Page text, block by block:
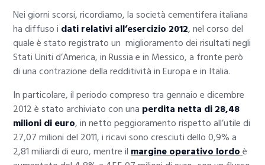
Nei giorni scorsi, ricordiamo, la società cementifera italiana
ha diffuso i dati relativi all’esercizio 2012, nel corso del
quale è stato registrato un miglioramento dei risultati negli
Stati Uniti d’America, in Russia e in Messico, a fronte però
di una contrazione della redditività in Europa e in Italia.
In particolare, il periodo compreso tra gennaio e dicembre
2012 è stato archiviato con una perdita netta di28,48
milioni di euro, in netto peggioramento rispetto all’utile di
27,07 milioni del 2011, i ricavi sono cresciuti dello 0,9% a
2,81 miliardi di euro, mentre ilmargine operativo lordoè